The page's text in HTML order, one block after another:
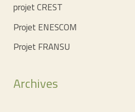
projet CREST
Projet ENESCOM
Projet FRANSU
Archives